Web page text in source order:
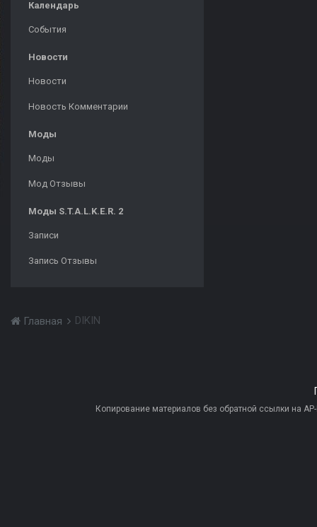
Календарь
События
Новости
Новости
Новость Комментарии
Моды
Моды
Мод Отзывы
Моды S.T.A.L.K.E.R. 2
Записи
Запись Отзывы
Главная DIKIN
Копирование материалов без обратной ссылки на